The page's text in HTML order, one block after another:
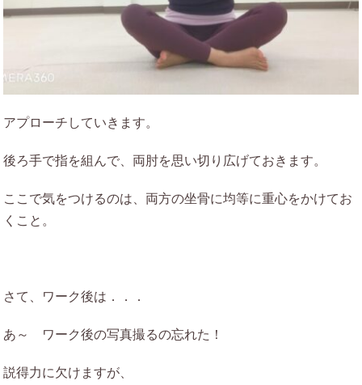
アプローチしていきます。
後ろ手で指を組んで、両肘を思い切り広げておきます。
ここで気をつけるのは、両方の坐骨に均等に重心をかけてお
くこと。
さて、ワーク後は．．．
あ～ ワーク後の写真撮るの忘れた！
説得力に欠けますが、